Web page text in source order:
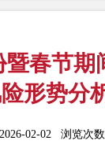
暨春节期
形势分
02-02 浏览次数